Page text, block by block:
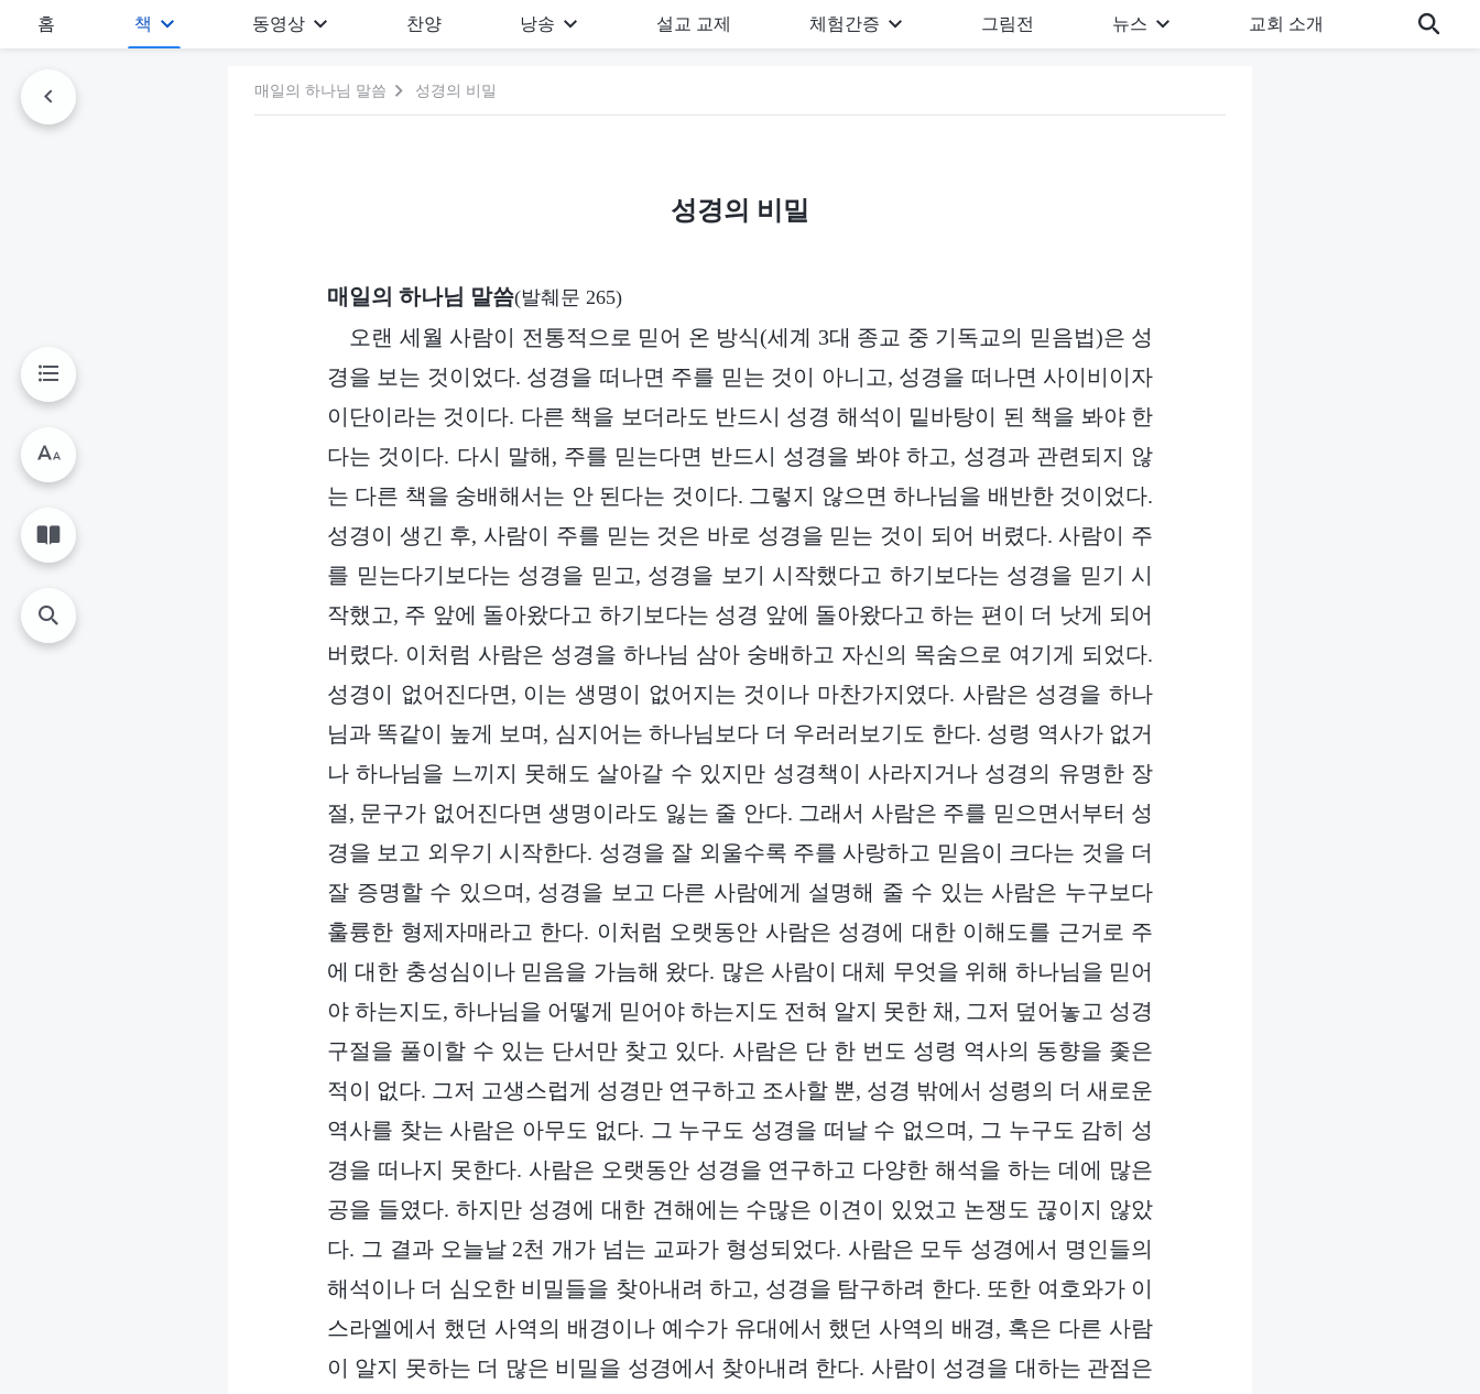
홈 책 동영상 찬양 낭송 설교 교제 체험간증 그림전 뉴스 교회 소개
매일의 하나님 말씀 성경의 비밀
성경의 비밀
매일의 하나님 말씀(발췌문 265)
오랜 세월 사람이 전통적으로 믿어 온 방식(세계 3대 종교 중 기독교의 믿음법)은 성
경을 보는 것이었다. 성경을 떠나면 주를 믿는 것이 아니고, 성경을 떠나면 사이비이자
이단이라는 것이다. 다른 책을 보더라도 반드시 성경 해석이 밑바탕이 된 책을 봐야 한
다는 것이다. 다시 말해, 주를 믿는다면 반드시 성경을 봐야 하고, 성경과 관련되지 않
는 다른 책을 숭배해서는 안 된다는 것이다. 그렇지 않으면 하나님을 배반한 것이었다.
성경이 생긴 후, 사람이 주를 믿는 것은 바로 성경을 믿는 것이 되어 버렸다. 사람이 주
를 믿는다기보다는 성경을 믿고, 성경을 보기 시작했다고 하기보다는 성경을 믿기 시
작했고, 주 앞에 돌아왔다고 하기보다는 성경 앞에 돌아왔다고 하는 편이 더 낫게 되어
버렸다. 이처럼 사람은 성경을 하나님 삼아 숭배하고 자신의 목숨으로 여기게 되었다.
성경이 없어진다면, 이는 생명이 없어지는 것이나 마찬가지였다. 사람은 성경을 하나
님과 똑같이 높게 보며, 심지어는 하나님보다 더 우러러보기도 한다. 성령 역사가 없거
나 하나님을 느끼지 못해도 살아갈 수 있지만 성경책이 사라지거나 성경의 유명한 장
절, 문구가 없어진다면 생명이라도 잃는 줄 안다. 그래서 사람은 주를 믿으면서부터 성
경을 보고 외우기 시작한다. 성경을 잘 외울수록 주를 사랑하고 믿음이 크다는 것을 더
잘 증명할 수 있으며, 성경을 보고 다른 사람에게 설명해 줄 수 있는 사람은 누구보다
훌륭한 형제자매라고 한다. 이처럼 오랫동안 사람은 성경에 대한 이해도를 근거로 주
에 대한 충성심이나 믿음을 가늠해 왔다. 많은 사람이 대체 무엇을 위해 하나님을 믿어
야 하는지도, 하나님을 어떻게 믿어야 하는지도 전혀 알지 못한 채, 그저 덮어놓고 성경
구절을 풀이할 수 있는 단서만 찾고 있다. 사람은 단 한 번도 성령 역사의 동향을 좇은
적이 없다. 그저 고생스럽게 성경만 연구하고 조사할 뿐, 성경 밖에서 성령의 더 새로운
역사를 찾는 사람은 아무도 없다. 그 누구도 성경을 떠날 수 없으며, 그 누구도 감히 성
경을 떠나지 못한다. 사람은 오랫동안 성경을 연구하고 다양한 해석을 하는 데에 많은
공을 들였다. 하지만 성경에 대한 견해에는 수많은 이견이 있었고 논쟁도 끊이지 않았
다. 그 결과 오늘날 2천 개가 넘는 교파가 형성되었다. 사람은 모두 성경에서 명인들의
해석이나 더 심오한 비밀들을 찾아내려 하고, 성경을 탐구하려 한다. 또한 여호와가 이
스라엘에서 했던 사역의 배경이나 예수가 유대에서 했던 사역의 배경, 혹은 다른 사람
이 알지 못하는 더 많은 비밀을 성경에서 찾아내려 한다. 사람이 성경을 대하는 관점은